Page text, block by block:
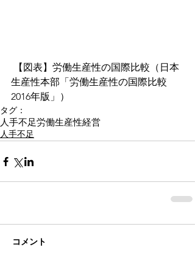
生産性本部「労働生産性の国際比較
2016年版」）
タグ：
人手不足労働生産性経営
人手不足
コメント